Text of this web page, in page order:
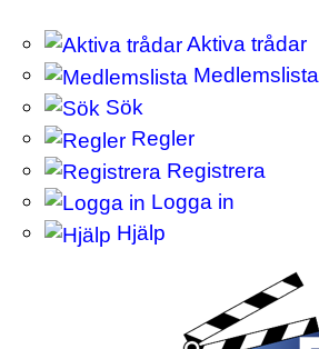
Aktiva trådar
Medlemslista
Sök
Regler
Registrera
Logga in
Hjälp